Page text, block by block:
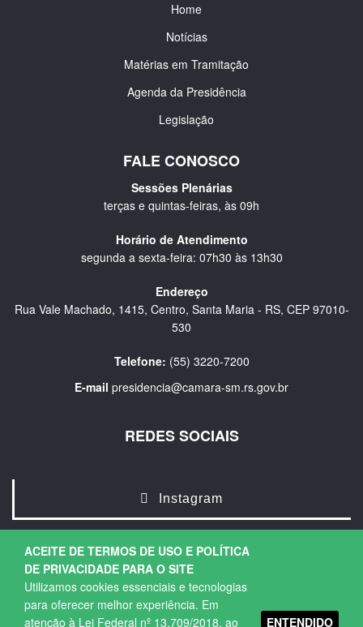
ACEITE DE TERMOS DE USO E POLÍTICA
DE PRIVACIDADE PARA O SITE
Utilizamos cookies essenciais e tecnologias
para oferecer melhor experiência. Em
atenção à Lei Federal nº 13.709/2018, ao
ENTENDIDO
Home
Notícias
Matérias em Tramitação
Agenda da Presidência
Legislação
FALE CONOSCO
Sessões Plenárias
terças e quintas-feiras, às 09h
Horário de Atendimento
segunda a sexta-feira: 07h30 às 13h30
Endereço
Rua Vale Machado, 1415, Centro, Santa Maria - RS, CEP 97010-
530
Telefone: (55) 3220-7200
E-mail presidencia@camara-sm.rs.gov.br
REDES SOCIAIS
Instagram